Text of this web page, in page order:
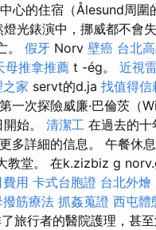
心的住宿（Ålesund周圍
光錶演中，挪威都不會
。 假牙 Norv 壁癌 台北
母推拿推薦 t -ég。 近視
家 servt的d.ja 找值得
一次探險威廉·巴倫茨（
始。 清潔工 在過去的十
多詳細的信息。 午餐休
教堂。 在k.zizbiz g
用 卡式台胞證 台北外燴
撥筋療法 抓姦蒐證 西屯體
旅行者的醫院護理，甚